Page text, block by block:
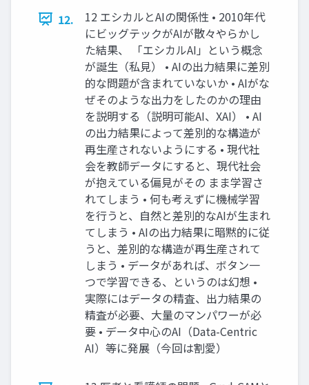
12.
12 エシカルとAIの関係性 • 2010年代
にビッグテックがAIが散々やらかし
た結果、 「エシカルAI」という概念
が誕生（私見） • AIの出力結果に差別
的な問題が含まれていないか • AIがな
ぜそのような出力をしたのかの理由
を説明する（説明可能AI、XAI） • AI
の出力結果によって差別的な構造が
再生産されないようにする • 現代社
会を教師データにすると、現代社会
が抱えている偏見がその まま学習さ
れてしまう • 何も考えずに機械学習
を行うと、自然と差別的なAIが生まれ
てしまう • AIの出力結果に暗黙的に従
うと、差別的な構造が再生産されて
しまう • データがあれば、ボタン一
つで学習できる、というのは幻想 •
実際にはデータの精査、出力結果の
精査が必要、大量のマンパワーが必
要 • データ中心のAI（Data-Centric
AI）等に発展（今回は割愛）